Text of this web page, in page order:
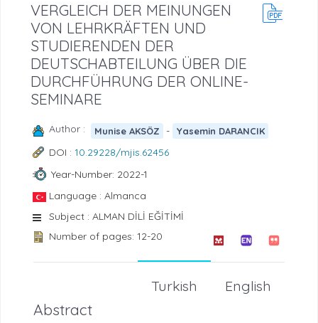
VERGLEICH DER MEINUNGEN
VON LEHRKRÄFTEN UND
STUDIERENDEN DER
DEUTSCHABTEILUNG ÜBER DIE
DURCHFÜHRUNG DER ONLINE-
SEMINARE
Author : Munise AKSÖZ - Yasemin DARANCIK
DOI : 10.29228/mjis.62456
Year-Number: 2022-1
Language : Almanca
Subject : ALMAN DİLİ EĞİTİMİ
Number of pages: 12-20
English
Turkish
Abstract